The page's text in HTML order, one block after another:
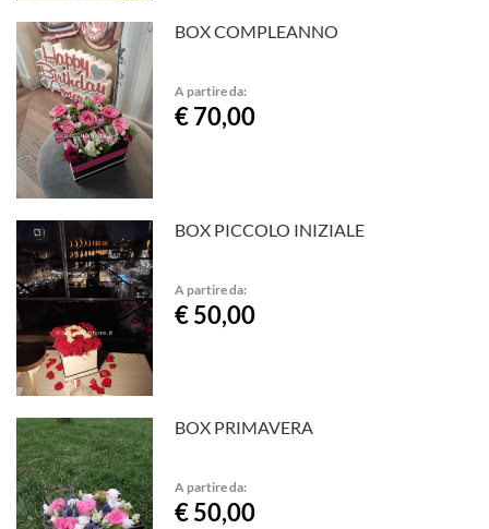
BOX COMPLEANNO
A partire da:
€ 70,00
BOX PICCOLO INIZIALE
A partire da:
€ 50,00
BOX PRIMAVERA
A partire da:
€ 50,00